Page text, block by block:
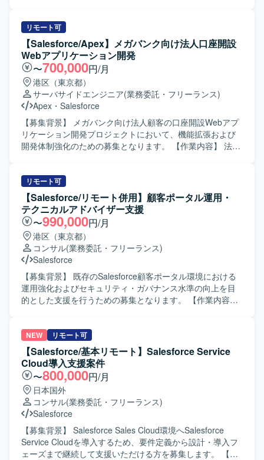
【ポジションの魅力】 ・Salesforceの複数クラウド
（ServiceCloud, SalesCloud, Classic環境など）に関わるこ
とで、幅広い機能・領域の知見を深めていただけます。 ・
顧客折衝から実装まで一貫して対応することで、上流工程
から開発までのスキルをバランスよく高めることができま
す。 ・継続的な保守・改善を通じて、長期的な関係構築と
業務理解を深める経験を積んでいただけます。 【開発環
境】 Salesforce（ServiceCloud, SalesCloud, Classic環
境）、Apex、Visualforce、AccountEngagement（旧
Pardot）などを利用した環境となっております。
ル調整、顧客折衝、各種会議のファシリテート、メンバー
管理、成果物レビューおよび品質・納期・スコープ管理を
ご担当いただきます。 PLとしては、業務要件整理、業務お
よび運用フロー設計、Salesforce機能設計・仕様調整、設計
レビュー、開発メンバーの管理・フォロー、テスト計画や
移行・リリース支援をご担当いただきます。 SEとしては、
Salesforce機能の設定・開発、外部連携のSalesforce側対
応、設計書などのドキュメント作成、テスト仕様書作成お
よびテスト実施、不具合対応、移行・リリース支援をご担
当いただきます。 【求める人物像】 上流工程を自走でき、
設計から実装まで一貫して対応できる方を求めています。
だきたいと考えております。長期的な参画を前提に、継続
的な改善提案や業務理解の深化に取り組んでいただける方
を歓迎いたします。 【ポジションの魅力】 法人向けコンタ
クトセンター領域において、Salesforce Service Cloudや
Data Cloud / Agentforceなどの最新機能を活用した構築プロ
ジェクトに上流から参画できる環境です。PM/PL/SEそれぞ
れのポジションで、大規模案件の推進経験や外部連携を含
む統合案件の知見を深めながら、長期的な視点でキャリア
形成に取り組んでいただけます。 【開発環境】 Salesforce
Service Cloudを中心とした構成にて、CTIや外部システム
とのAPI・SSO・バッチ連携などを含む環境での構築・開発
リモート可
【Salesforce/Apex】メガバンク向け法人口座開設
Webアプリケーション開発
〜700,000円/月
港区（東京都）
サーバサイドエンジニア(業務委託・フリーランス)
Apex ・ Salesforce
【募集背景】 メガバンク向け法人顧客の口座開設Webアプ
リケーション開発プロジェクトにおいて、機能拡張および
開発体制強化のための募集となります。 【作業内容】 法人
ApexやAura、もしくはJavaによるWebアプリケーションの
知見を生かし、画面機能を中心とした設計・開発・テスト
を担当していただきます。6月以降は特に開発作業がメイン
となり、仕様を踏まえた実装および単体・結合テストを自
走して進めていただきます。 【求める人物像】 与えられた
タスクを独力でやり切る主体性をお持ちの方を求めていま
す。周囲とコミュニケーションを取りながら、仕様理解や
設計意図を踏まえて開発を進められる方、金融ドメインに
対しても学習意欲を持って取り組んでいただける方が望ま
しいです。 【ポジションの魅力】 大規模なメガバンク向け
システム開発に参画することで、金融業界特有の業務知識
が高いため、ユーザー体験を意識した設計・実装の経験を
積むことができ、将来的なフルスタック志向のキャリアに
もつながるポジションです。 【開発環境】 Salesforceを基
盤とした環境で、ApexやAuraなどの機能を用いたWebアプ
リケーション開発を行います。帳票はSVF Cloudを利用し、
アジャイル開発のプラクティスを取り入れた進め方を想定
しています。
リモート可
【Salesforce/リモート併用】顧客ポータル運用・
テクニカルアドバイザー支援
〜990,000円/月
港区（東京都）
コンサル(業務委託・フリーランス)
Salesforce
【募集背景】 既存のSalesforce顧客ポータル環境における
運用強化およびセキュリティ・ガバナンス水準の向上を目
的とした支援を行うための募集となります。 【作業内容】
ただきます。また、先方運用チームへの技術支援やテクニ
カル相談対応、ベストプラクティスの提供などの技術相
談・伴走支援を実施していただきます。さらに、メンバー
育成やスキルトランスファーを通じたナレッジ共有を行
い、システム運用面での妥当性評価や安全性に関するアド
バイスなどのガバナンス支援にも携わっていただきます。
【求める人物像】 Salesforceに関する豊富な知見をもち、
自ら課題を抽出し改善提案まで推進いただける方を求めて
います。運用チームや関係者と円滑にコミュニケーション
を取りながら、技術面とマネジメントの両面で主体的にリ
ードいただける方が望ましいです。 【ポジションの魅力】
NEW リモート可
【Salesforce/基本リモート】Salesforce Service
Cloud導入支援案件
〜800,000円/月
日本国外
コンサル(業務委託・フリーランス)
Salesforce
【募集背景】 Salesforce Sales Cloud環境へSalesforce
Service Cloudを導入するため、要件定義から設計・導入フ
ェーズまで継続して支援いただける方を募集します。 【作